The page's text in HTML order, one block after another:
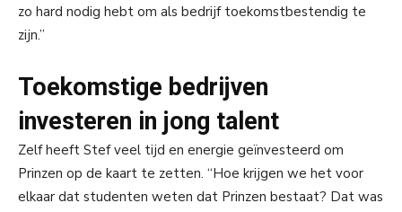
zo hard nodig hebt om als bedrijf toekomstbestendig te
zijn.”
Toekomstige bedrijven
investeren in jong talent
Zelf heeft Stef veel tijd en energie geïnvesteerd om
Prinzen op de kaart te zetten. “Hoe krijgen we het voor
elkaar dat studenten weten dat Prinzen bestaat? Dat was